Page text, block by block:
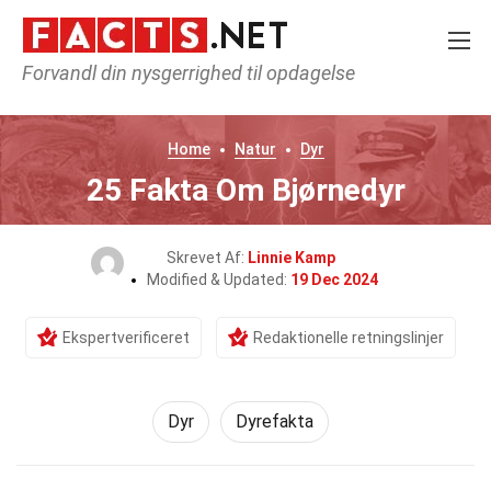
Forvandl din nysgerrighed til opdagelse
Home Natur Dyr
25 Fakta Om Bjørnedyr
Skrevet Af: Linnie Kamp
Modified & Updated: 19 Dec 2024
Ekspertverificeret Redaktionelle retningslinjer
Dyr Dyrefakta